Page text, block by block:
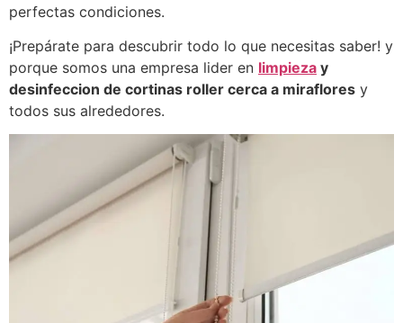
perfectas condiciones.
¡Prepárate para descubrir todo lo que necesitas saber! y
porque somos una empresa lider en limpieza y
desinfeccion de cortinas roller cerca a miraflores y
todos sus alrededores.